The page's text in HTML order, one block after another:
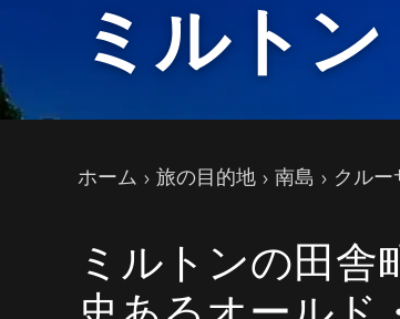
ミルトン
現在のページ
ホーム 旅の目的地 南島 クルー
ミルトンの田